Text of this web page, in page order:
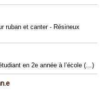
ruban et canter - Résineux
en 2e année à l’école (…)